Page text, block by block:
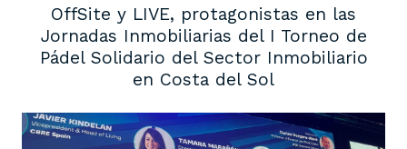
OffSite y LIVE, protagonistas en las
Jornadas Inmobiliarias del I Torneo de
Pádel Solidario del Sector Inmobiliario
en Costa del Sol